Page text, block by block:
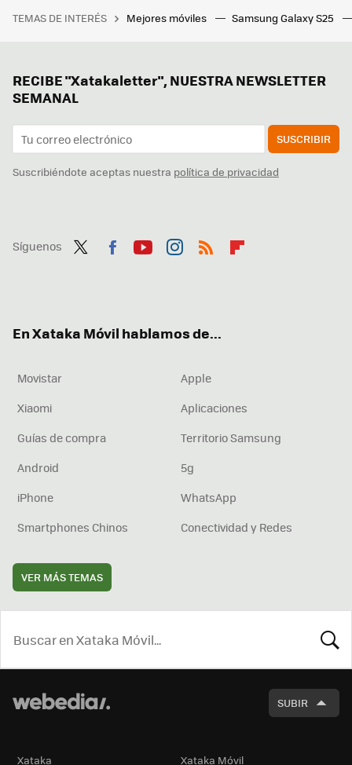
TEMAS DE INTERÉS Mejores móviles Samsung Galaxy S25
RECIBE "Xatakaletter", NUESTRA NEWSLETTER
SEMANAL
SUSCRIBIR
Suscribiéndote aceptas nuestra política de privacidad
Síguenos
En Xataka Móvil hablamos de...
Movistar
Apple
Xiaomi
Aplicaciones
Guías de compra
Territorio Samsung
Android
5g
iPhone
WhatsApp
Smartphones Chinos
Conectividad y Redes
VER MÁS TEMAS
SUBIR
Xataka Xataka Móvil